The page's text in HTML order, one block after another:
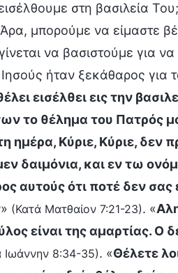
στη βασιλεία
μπορούμε να είμαστε
να βασιστούμε για
ήταν ξεκάθαρος για
εισέλθει εις την
το θέλημα του Πατρός
ημέρα, Κύριε, Κύριε,
δαιμόνια, και εν τω
αυτούς ότι ποτέ δεν σας
» (Κατά Ματθαίον 7:21-23). «
είναι της αμαρτίας. Ο
Ιωάννην 8:34-35). «Θέλετε